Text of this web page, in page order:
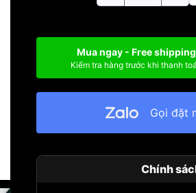
Mua ngay - Free shipping
Kiểm tra hàng trước khi thanh
Gọi đặt
Chính